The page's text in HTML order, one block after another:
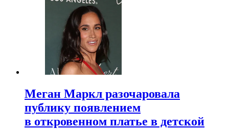
Меган Маркл разочаровала
публику появлением
в откровенном платье в детской